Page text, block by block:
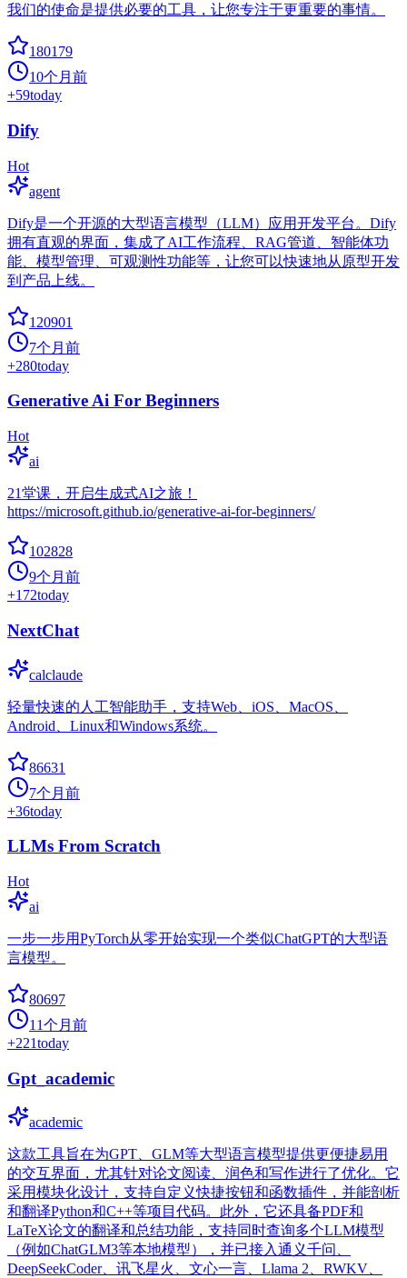
我们的使命是提供必要的工具，让您专注于更重要的事情。
180179
10个月前
+59today
Dify
Hot
agent
Dify是一个开源的大型语言模型（LLM）应用开发平台。Dify
拥有直观的界面，集成了AI工作流程、RAG管道、智能体功
能、模型管理、可观测性功能等，让您可以快速地从原型开发
到产品上线。
120901
7个月前
+280today
Generative Ai For Beginners
Hot
ai
21堂课，开启生成式AI之旅！
https://microsoft.github.io/generative-ai-for-beginners/
102828
9个月前
+172today
NextChat
calclaude
轻量快速的人工智能助手，支持Web、iOS、MacOS、
Android、Linux和Windows系统。
86631
7个月前
+36today
LLMs From Scratch
Hot
ai
一步一步用PyTorch从零开始实现一个类似ChatGPT的大型语
言模型。
80697
11个月前
+221today
Gpt_academic
academic
这款工具旨在为GPT、GLM等大型语言模型提供更便捷易用
的交互界面，尤其针对论文阅读、润色和写作进行了优化。它
采用模块化设计，支持自定义快捷按钮和函数插件，并能剖析
和翻译Python和C++等项目代码。此外，它还具备PDF和
LaTeX论文的翻译和总结功能，支持同时查询多个LLM模型
（例如ChatGLM3等本地模型），并已接入通义千问、
DeepSeekCoder、讯飞星火、文心一言、Llama 2、RWKV、